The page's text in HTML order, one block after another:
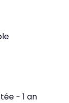
- 1 an